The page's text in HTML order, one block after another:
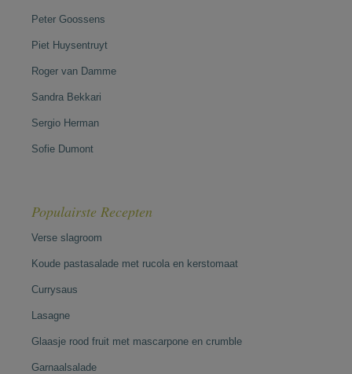
Peter Goossens
Piet Huysentruyt
Roger van Damme
Sandra Bekkari
Sergio Herman
Sofie Dumont
Populairste Recepten
Verse slagroom
Koude pastasalade met rucola en kerstomaat
Currysaus
Lasagne
Glaasje rood fruit met mascarpone en crumble
Garnaalsalade